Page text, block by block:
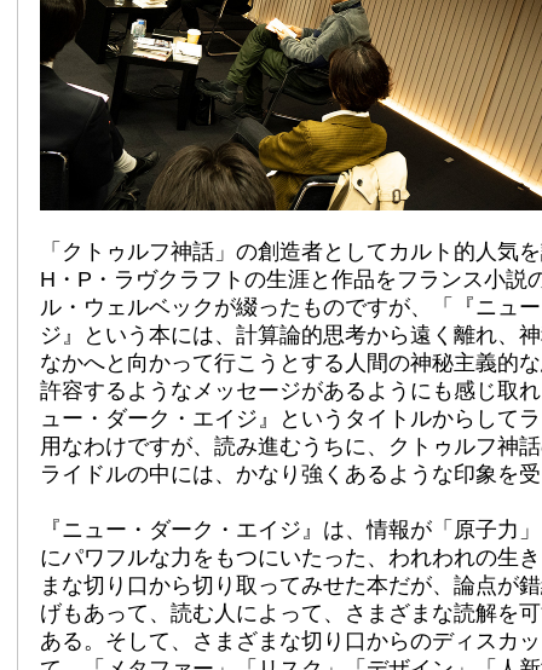
「クトゥルフ神話」の創造者としてカルト的人気
H・P・ラヴクラフトの生涯と作品をフランス小説
ル・ウェルベックが綴ったものですが、「『ニュ
ジ』という本には、計算論的思考から遠く離れ、
なかへと向かって行こうとする人間の神秘主義的
許容するようなメッセージがあるようにも感じ取
ュー・ダーク・エイジ』というタイトルからして
用なわけですが、読み進むうちに、クトゥルフ神
ライドルの中には、かなり強くあるような印象を
『ニュー・ダーク・エイジ』は、情報が「原子力
にパワフルな力をもつにいたった、われわれの生
まな切り口から切り取ってみせた本だが、論点が
げもあって、読む人によって、さまざまな読解を
ある。そして、さまざまな切り口からのディスカ